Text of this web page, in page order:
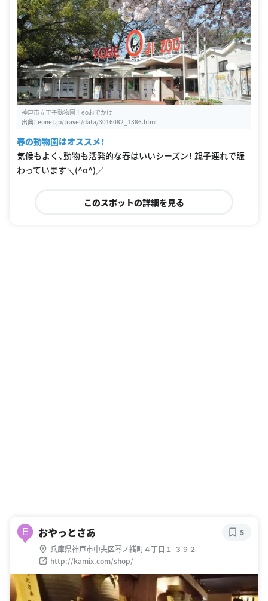
神戸市立王子動物園｜eoおでかけ
出典： eonet.jp/travel/data/3016082_1386.html
春の動物園はオススメ！
気候もよく、動物も活発的な春はいいシーズン！ 親子連れで賑
わっています＼(^o^)／
このスポットの詳細を見る
E おやっとさあ
兵庫県神戸市中央区琴ノ緒町４丁目１-３９２
http://kamix.com/shop/
5